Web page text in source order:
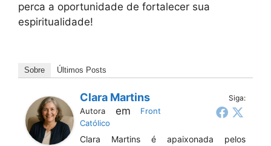
perca a oportunidade de fortalecer sua
espiritualidade!
Sobre Últimos Posts
Siga:
Clara Martins
Autora em
Front
Católico
Clara Martins é apaixonada pelos